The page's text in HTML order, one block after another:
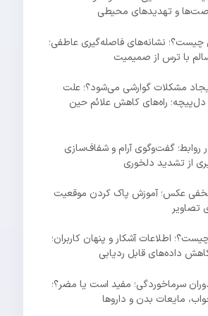
و تهدیدهای محیطی
چیست؟؛ نشانه‌های فاصله‌گیری عاطفی؛
با ترس از صمیمیت
مشکلات گوارشی می‌شود؟؛ علت
راه‌های کاهش علائم حین
روابط؛ گفت‌وگوی آرام و شفاف‌سازی
از تشدید دلخوری
عکس؛ آموزش پاک کردن موقعیت
تصاویر
اطلاعات آشکار و پنهان کاربران؛
داده‌های قابل ردیابی
سرماخوردگی؛ مفید است یا مضر؟؛
مایعات بدن و داروها